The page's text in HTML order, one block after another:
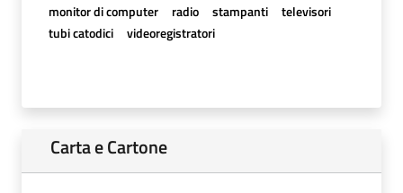
monitor di computer
radio stampanti
televisori
tubi catodici
videoregistratori
Carta e Cartone